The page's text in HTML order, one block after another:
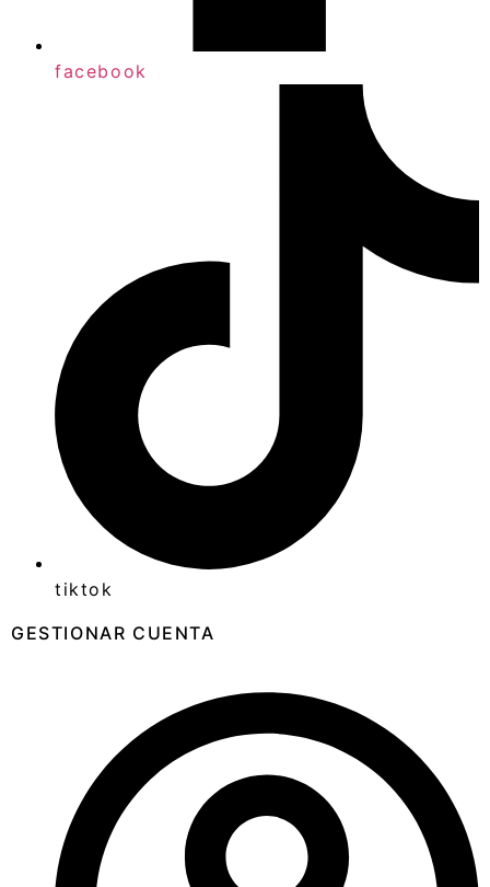
facebook
tiktok
GESTIONAR CUENTA